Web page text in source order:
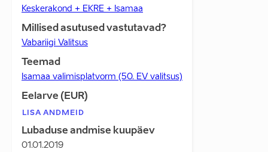
Keskerakond + EKRE + Isamaa
Millised asutused vastutavad?
Vabariigi Valitsus
Teemad
Isamaa valimisplatvorm (50. EV valitsus)
Eelarve (EUR)
LISA ANDMEID
Lubaduse andmise kuupäev
01.01.2019